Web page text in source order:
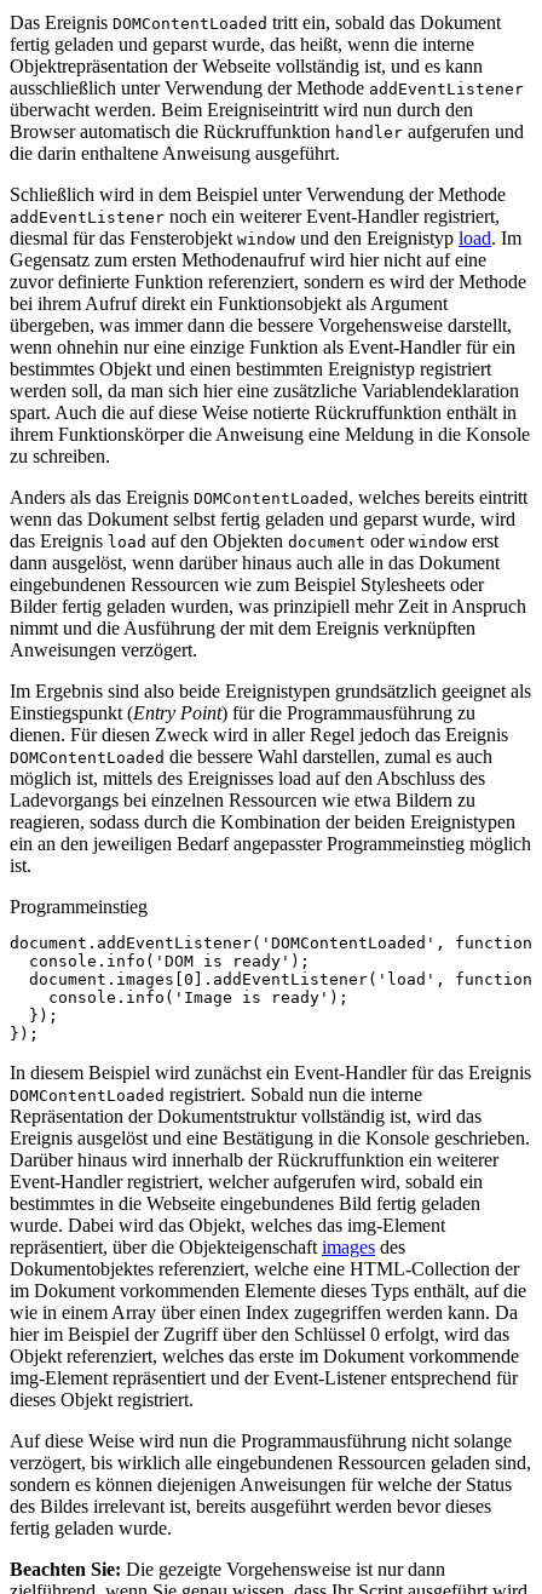
Das Ereignis DOMContentLoaded tritt ein, sobald das Dokument
fertig geladen und geparst wurde, das heißt, wenn die interne
Objektrepräsentation der Webseite vollständig ist, und es kann
ausschließlich unter Verwendung der Methode addEventListener
überwacht werden. Beim Ereigniseintritt wird nun durch den
Browser automatisch die Rückruffunktion handler aufgerufen und
die darin enthaltene Anweisung ausgeführt.
Schließlich wird in dem Beispiel unter Verwendung der Methode
addEventListener noch ein weiterer Event-Handler registriert,
diesmal für das Fensterobjekt window und den Ereignistyp load. Im
Gegensatz zum ersten Methodenaufruf wird hier nicht auf eine
zuvor definierte Funktion referenziert, sondern es wird der Methode
bei ihrem Aufruf direkt ein Funktionsobjekt als Argument
übergeben, was immer dann die bessere Vorgehensweise darstellt,
wenn ohnehin nur eine einzige Funktion als Event-Handler für ein
bestimmtes Objekt und einen bestimmten Ereignistyp registriert
werden soll, da man sich hier eine zusätzliche Variablendeklaration
spart. Auch die auf diese Weise notierte Rückruffunktion enthält in
ihrem Funktionskörper die Anweisung eine Meldung in die Konsole
zu schreiben.
Anders als das Ereignis DOMContentLoaded , welches bereits eintritt
wenn das Dokument selbst fertig geladen und geparst wurde, wird
das Ereignis load auf den Objekten document oder window erst
dann ausgelöst, wenn darüber hinaus auch alle in das Dokument
eingebundenen Ressourcen wie zum Beispiel Stylesheets oder
Bilder fertig geladen wurden, was prinzipiell mehr Zeit in Anspruch
nimmt und die Ausführung der mit dem Ereignis verknüpften
Anweisungen verzögert.
Im Ergebnis sind also beide Ereignistypen grundsätzlich geeignet als
Einstiegspunkt (Entry Point) für die Programmausführung zu
dienen. Für diesen Zweck wird in aller Regel jedoch das Ereignis
DOMContentLoaded die bessere Wahl darstellen, zumal es auch
möglich ist, mittels des Ereignisses load auf den Abschluss des
Ladevorgangs bei einzelnen Ressourcen wie etwa Bildern zu
reagieren, sodass durch die Kombination der beiden Ereignistypen
ein an den jeweiligen Bedarf angepasster Programmeinstieg möglich
ist.
Programmeinstieg
document . addEventListener( 'DOMContentLoaded' ,
function
console . info ( 'DOM is ready' );
document . images 0 ]. addEventListener( 'load' ,
function
console . info ( 'Image is ready' );
});
});
In diesem Beispiel wird zunächst ein Event-Handler für das Ereignis
DOMContentLoaded registriert. Sobald nun die interne
Repräsentation der Dokumentstruktur vollständig ist, wird das
Ereignis ausgelöst und eine Bestätigung in die Konsole geschrieben.
Darüber hinaus wird innerhalb der Rückruffunktion ein weiterer
Event-Handler registriert, welcher aufgerufen wird, sobald ein
bestimmtes in die Webseite eingebundenes Bild fertig geladen
wurde. Dabei wird das Objekt, welches das img-Element
repräsentiert, über die Objekteigenschaft images des
Dokumentobjektes referenziert, welche eine HTML-Collection der
im Dokument vorkommenden Elemente dieses Typs enthält, auf die
wie in einem Array über einen Index zugegriffen werden kann. Da
hier im Beispiel der Zugriff über den Schlüssel 0 erfolgt, wird das
Objekt referenziert, welches das erste im Dokument vorkommende
img-Element repräsentiert und der Event-Listener entsprechend für
dieses Objekt registriert.
Auf diese Weise wird nun die Programmausführung nicht solange
verzögert, bis wirklich alle eingebundenen Ressourcen geladen sind,
sondern es können diejenigen Anweisungen für welche der Status
des Bildes irrelevant ist, bereits ausgeführt werden bevor dieses
fertig geladen wurde.
Beachten Sie: Die gezeigte Vorgehensweise ist nur dann